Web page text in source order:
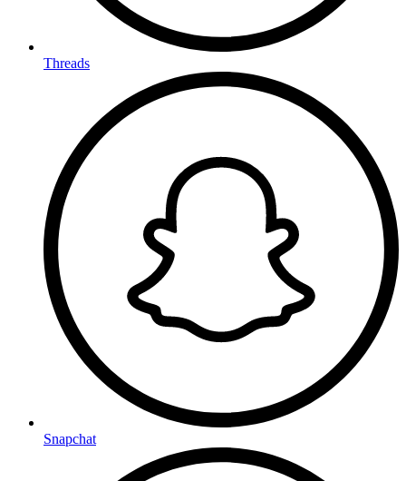
Threads
Snapchat